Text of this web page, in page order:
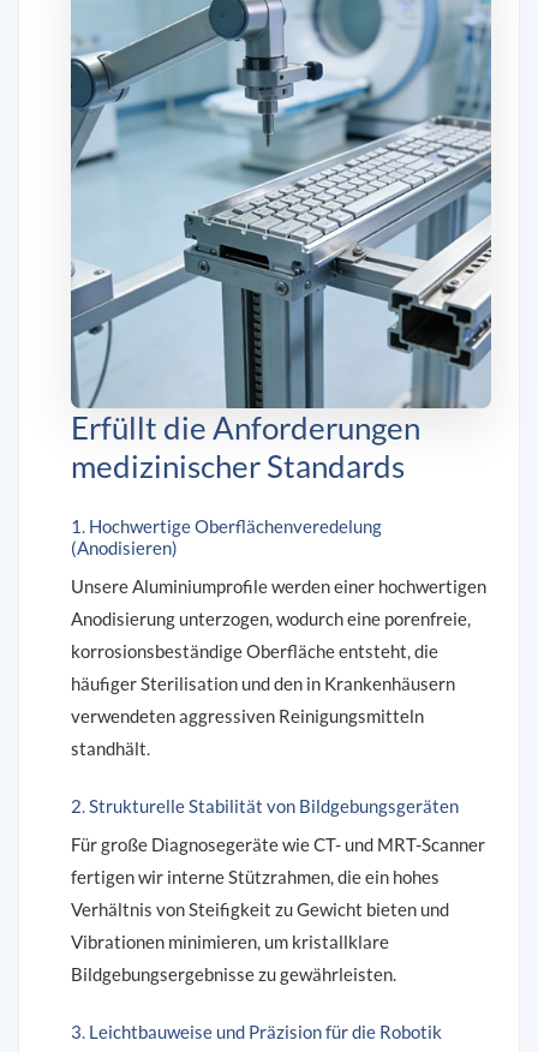
Erfüllt die Anforderungen
medizinischer Standards
1. Hochwertige Oberflächenveredelung
(Anodisieren)
Unsere Aluminiumprofile werden einer hochwertigen
Anodisierung unterzogen, wodurch eine porenfreie,
korrosionsbeständige Oberfläche entsteht, die
häufiger Sterilisation und den in Krankenhäusern
verwendeten aggressiven Reinigungsmitteln
standhält.
2. Strukturelle Stabilität von Bildgebungsgeräten
Für große Diagnosegeräte wie CT- und MRT-Scanner
fertigen wir interne Stützrahmen, die ein hohes
Verhältnis von Steifigkeit zu Gewicht bieten und
Vibrationen minimieren, um kristallklare
Bildgebungsergebnisse zu gewährleisten.
3. Leichtbauweise und Präzision für die Robotik